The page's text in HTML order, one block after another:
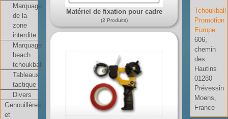
Marquage
de la
zone
interdite
Marquage
beach
tchoukball
Tableaux
tactique
Divers
Genouillères
et
Matériel de fixation pour cadre
(2 Produits)
Tchoukball
Promotion
Europe
606,
chemin
des
Hautins
01280
Prévessin
Moens,
France